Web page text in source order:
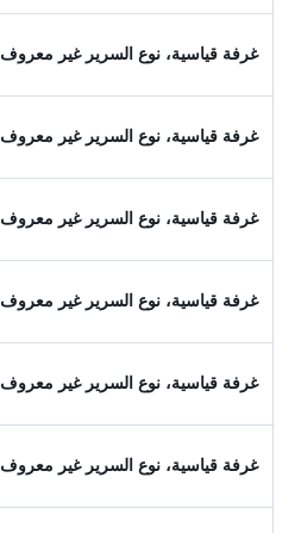
غرفة قياسية، نوع السرير غير معروف
غرفة قياسية، نوع السرير غير معروف
غرفة قياسية، نوع السرير غير معروف
غرفة قياسية، نوع السرير غير معروف
غرفة قياسية، نوع السرير غير معروف
غرفة قياسية، نوع السرير غير معروف